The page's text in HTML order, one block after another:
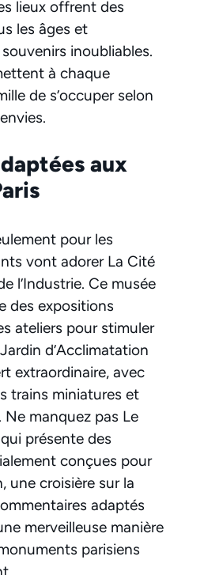
lieux offrent des
les âges et
inoubliables.
à chaque
de s’occuper selon
aux
pour les
vont adorer La Cité
l’Industrie. Ce musée
des expositions
ateliers pour stimuler
d’Acclimatation
extraordinaire, avec
trains miniatures et
Ne manquez pas Le
présente des
conçues pour
une croisière sur la
adaptés
merveilleuse manière
parisiens